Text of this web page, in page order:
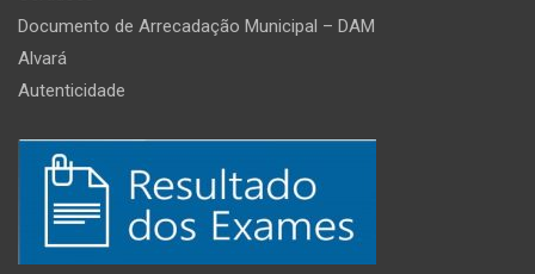
Documento de Arrecadação Municipal – DAM
Alvará
Autenticidade